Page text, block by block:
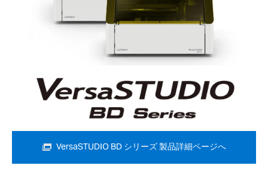
VersaSTUDIO BD シリーズ 製品詳細ページへ